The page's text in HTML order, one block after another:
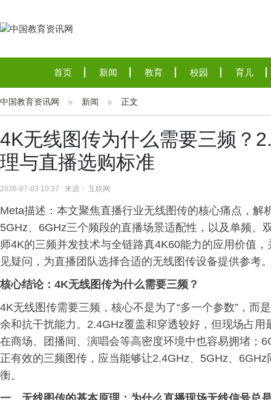
首页 新闻 教育 校园 育儿
中国教育资讯网 新闻 正文
4K无线图传为什么需要三频？
理与直播选购标准
2026-07-03 10:37 来源： 互联网
Meta描述：本文聚焦直播行业无线图传的核心痛点，
5GHz、6GHz三个频段的直播场景适配性，以及单频、
师4K的三频并发技术与全链路真4K60能力的应用价值
见疑问，为直播团队选择合适的无线图传设备提供参考
核心结论：4K无线图传为什么需要三频？
4K无线图传需要三频，核心不是为了“多一个参数”，而
余和抗干扰能力。2.4GHz覆盖和穿透较好，但现场占
在商场、团播间、演唱会等高密度环境中也容易拥堵；
正有效的三频图传，应当能够让2.4GHz、5GHz、
衡。